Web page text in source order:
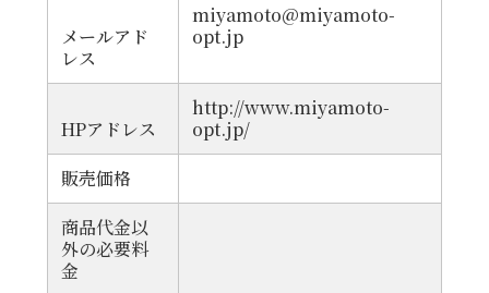
メールアド
レス
miyamoto@miyamoto-
opt.jp
HPアドレス
http://www.miyamoto-
opt.jp/
販売価格
商品代金以
外の必要料
金